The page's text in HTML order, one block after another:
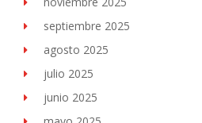
septiembre 2025
agosto 2025
julio 2025
junio 2025